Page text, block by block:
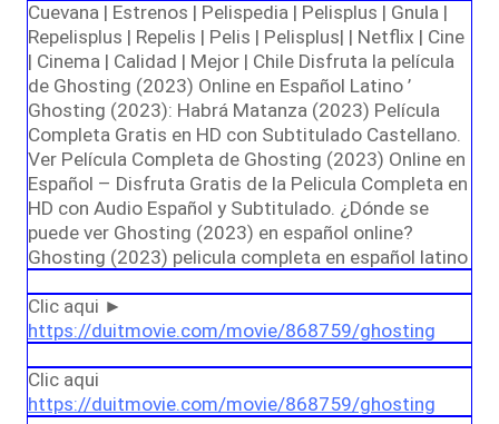
Cuevana | Estrenos | Pelispedia | Pelisplus | Gnula |
Repelisplus | Repelis | Pelis | Pelisplus| | Netflix | Cine
| Cinema | Calidad | Mejor | Chile Disfruta la película
de Ghosting (2023) Online en Español Latino ’
Ghosting (2023): Habrá Matanza (2023) Película
Completa Gratis en HD con Subtitulado Castellano.
Ver Película Completa de Ghosting (2023) Online en
Español – Disfruta Gratis de la Pelicula Completa en
HD con Audio Español y Subtitulado. ¿Dónde se
puede ver Ghosting (2023) en español online?
Ghosting (2023) pelicula completa en español latino
Clic aqui ►
https://duitmovie.com/movie/868759/ghosting
Clic aqui
https://duitmovie.com/movie/868759/ghosting